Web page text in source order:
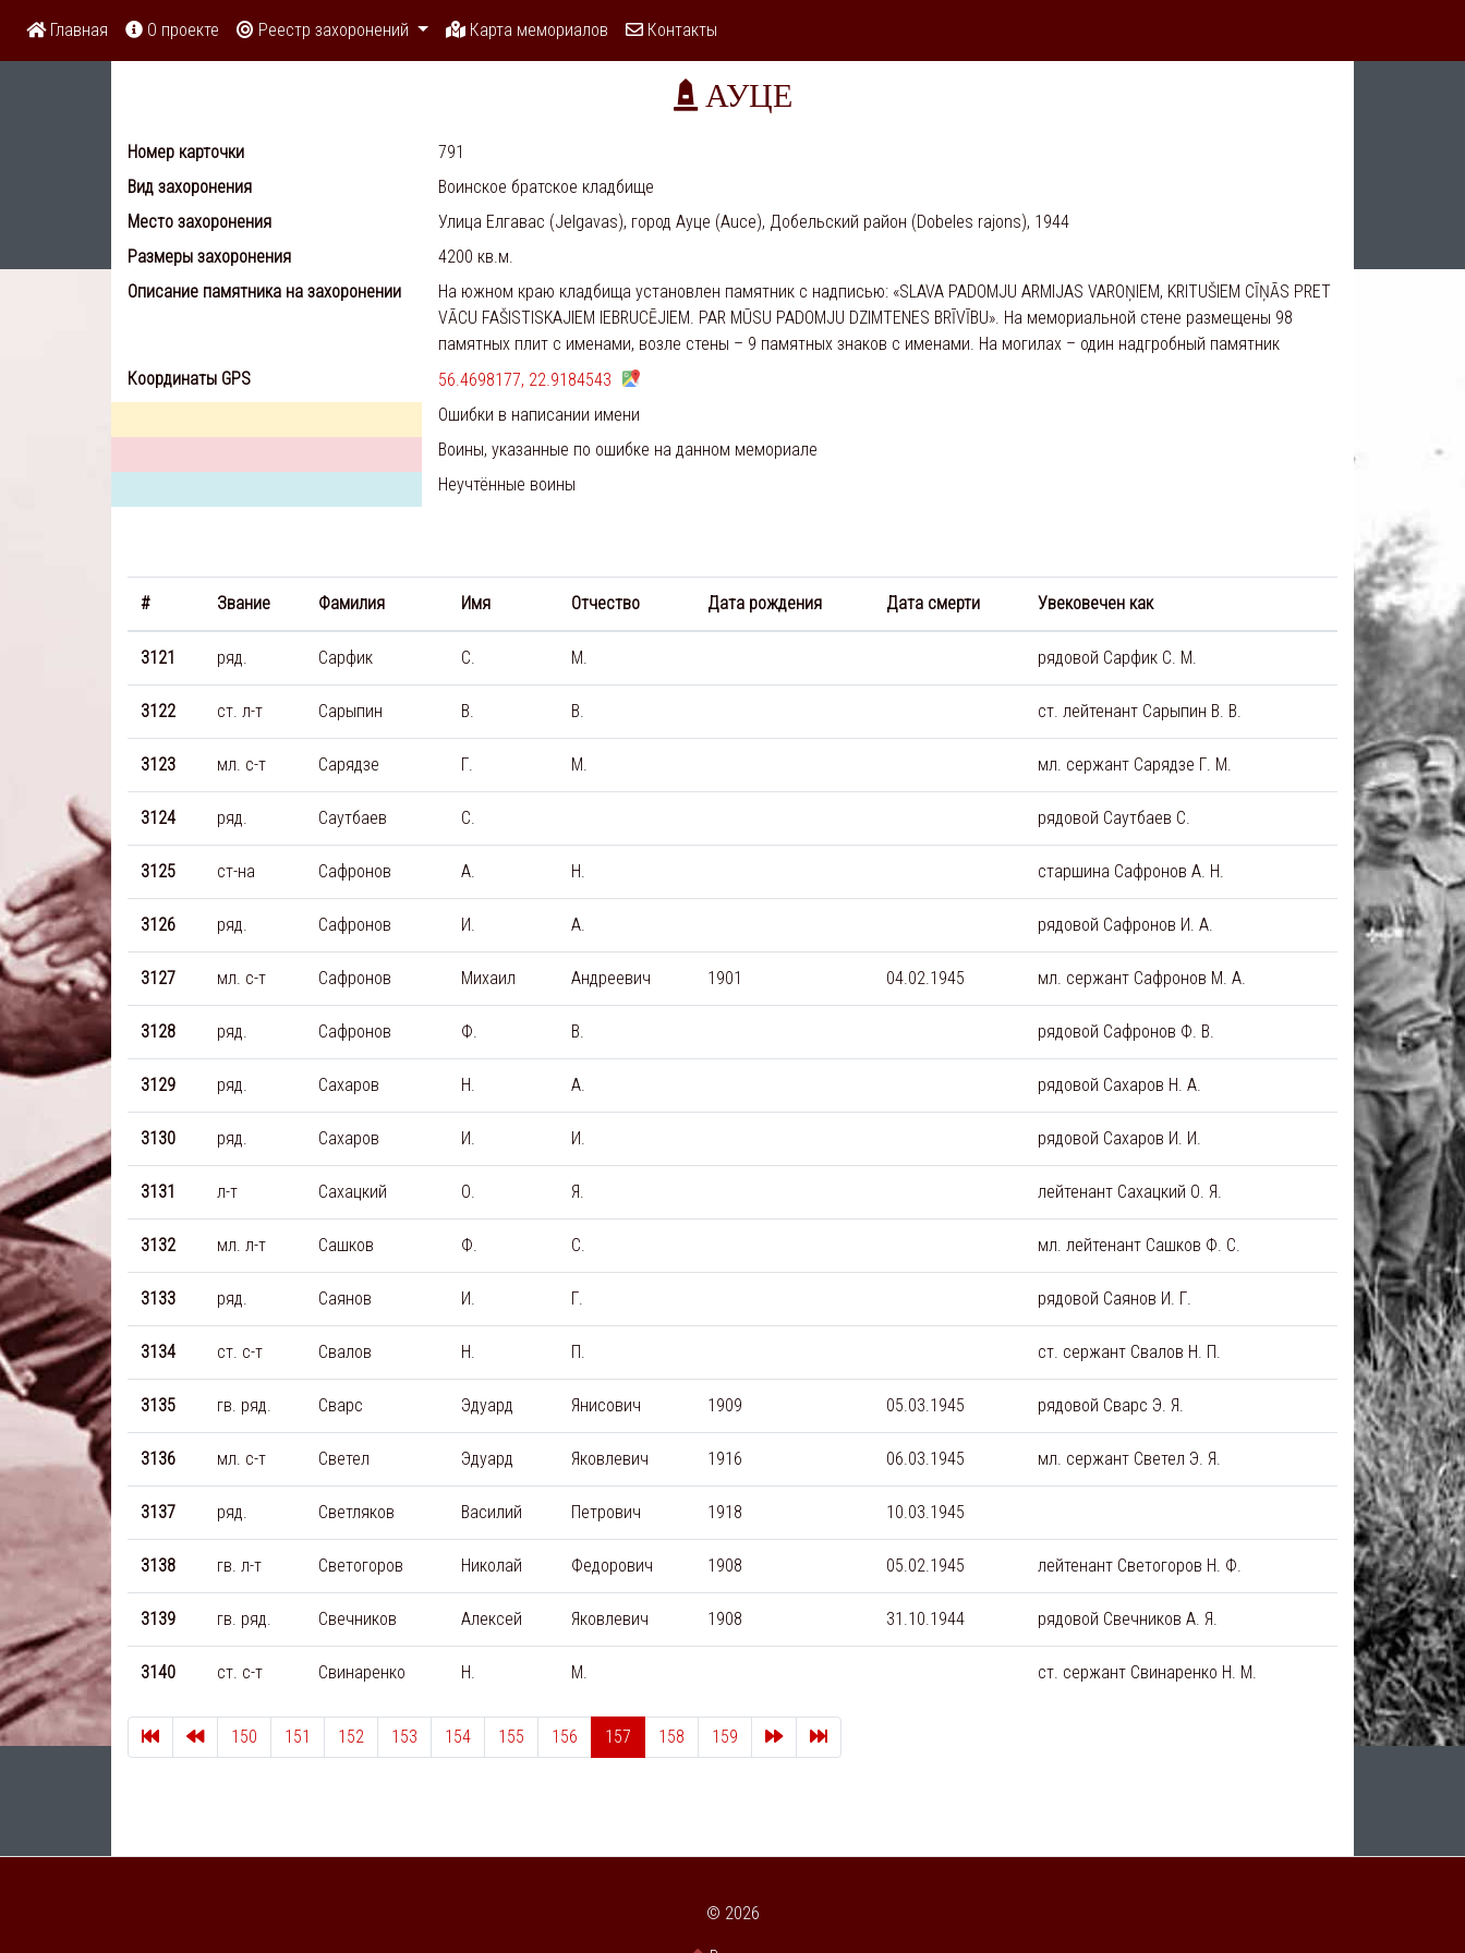
Главная О проекте Реестр захоронений Карта мемориалов Контакты
АУЦЕ
Номер карточки
791
Вид захоронения
Воинское братское кладбище
Место захоронения
Улица Елгавас (Jelgavas), город Ауце (Auce), Добельский район (Dobeles rajons), 1944
Размеры захоронения
4200 кв.м.
Описание памятника на захоронении
На южном краю кладбища установлен памятник с надписью: «SLAVA PADOMJU ARMIJAS VAROŅIEM, KRITUŠIEM CĪŅĀS PRET
VĀCU FAŠISTISKAJIEM IEBRUCĒJIEM. PAR MŪSU PADOMJU DZIMTENES BRĪVĪBU». На мемориальной стене размещены 98
памятных плит с именами, возле стены – 9 памятных знаков с именами. На могилах – один надгробный памятник
Координаты GPS
56.4698177, 22.9184543
Ошибки в написании имени
Воины, указанные по ошибке на данном мемориале
Неучтённые воины
# Звание Фамилия Имя Отчество Дата рождения Дата смерти Увековечен как
3121 ряд. Сарфик С. М. рядовой Сарфик С. М.
3122 ст. л-т Сарыпин В. В. ст. лейтенант Сарыпин В. В.
3123 мл. с-т Сарядзе Г. М. мл. сержант Сарядзе Г. М.
3124 ряд. Саутбаев С. рядовой Саутбаев С.
3125 ст-на Сафронов А. Н. старшина Сафронов А. Н.
3126 ряд. Сафронов И. А. рядовой Сафронов И. А.
3127 мл. с-т Сафронов Михаил Андреевич 1901 04.02.1945 мл. сержант Сафронов М. А.
3128 ряд. Сафронов Ф. В. рядовой Сафронов Ф. В.
3129 ряд. Сахаров Н. А. рядовой Сахаров Н. А.
3130 ряд. Сахаров И. И. рядовой Сахаров И. И.
3131 л-т Сахацкий О. Я. лейтенант Сахацкий О. Я.
3132 мл. л-т Сашков Ф. С. мл. лейтенант Сашков Ф. С.
3133 ряд. Саянов И. Г. рядовой Саянов И. Г.
3134 ст. с-т Свалов Н. П. ст. сержант Свалов Н. П.
3135 гв. ряд. Сварс Эдуард Янисович 1909 05.03.1945 рядовой Сварс Э. Я.
3136 мл. с-т Светел Эдуард Яковлевич 1916 06.03.1945 мл. сержант Светел Э. Я.
3137 ряд. Светляков Василий Петрович 1918 10.03.1945
3138 гв. л-т Светогоров Николай Федорович 1908 05.02.1945 лейтенант Светогоров Н. Ф.
3139 гв. ряд. Свечников Алексей Яковлевич 1908 31.10.1944 рядовой Свечников А. Я.
3140 ст. с-т Свинаренко Н. М. ст. сержант Свинаренко Н. М.
Первая страница
Пред.150 151 152 153 154 155 156 157 158 159 След. Последняя страница
© 2026